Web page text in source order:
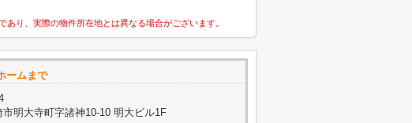
り、実際の物件所在地とは異なる場合がございます。
ームまで
市明大寺町字諸神10-10 明大ビル1F